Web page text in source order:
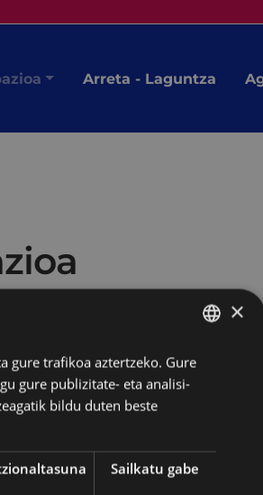
Arreta - Laguntza
Hitzordu hau
BASQUE
SPANISH
×
gure trafikoa aztertzeko. Gure
gure publizitate- eta analisi-
bildu duten beste
Sailkatu gabe